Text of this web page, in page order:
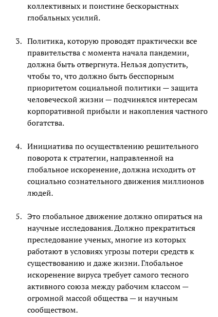
коллективных и поистине бескорыстных
глобальных усилий.
Политика, которую проводят практически все
правительства с момента начала пандемии,
должна быть отвергнута. Нельзя допустить,
чтобы то, что должно быть бесспорным
приоритетом социальной политики — защита
человеческой жизни — подчинялся интересам
корпоративной прибыли и накопления частного
богатства.
Инициатива по осуществлению решительного
поворота к стратегии, направленной на
глобальное искоренение, должна исходить от
социально сознательного движения миллионов
людей.
Это глобальное движение должно опираться на
научные исследования. Должно прекратиться
преследование ученых, многие из которых
работают в условиях угрозы потери средств к
существованию и даже жизни. Глобальное
искоренение вируса требует самого тесного
активного союза между рабочим классом —
огромной массой общества — и научным
сообществом.